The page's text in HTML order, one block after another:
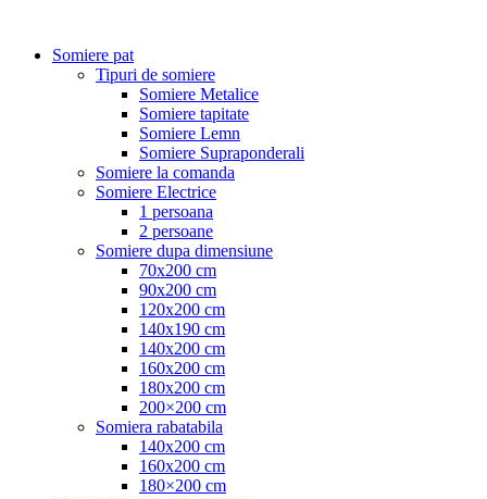
Somiere pat
Tipuri de somiere
Somiere Metalice
Somiere tapitate
Somiere Lemn
Somiere Supraponderali
Somiere la comanda
Somiere Electrice
1 persoana
2 persoane
Somiere dupa dimensiune
70x200 cm
90x200 cm
120x200 cm
140x190 cm
140x200 cm
160x200 cm
180x200 cm
200×200 cm
Somiera rabatabila
140x200 cm
160x200 cm
180×200 cm